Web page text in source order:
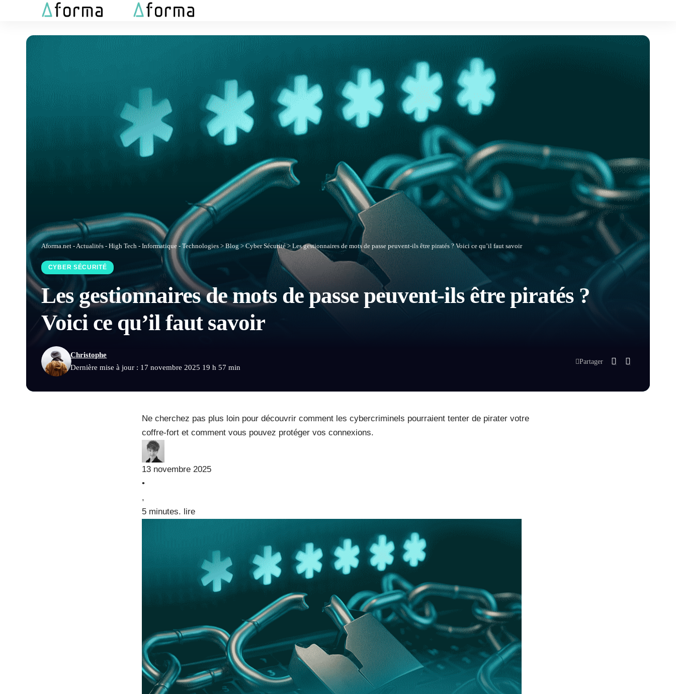
Aforma.net - Actualités - High Tech - Informatique - Technologies >Blog > Cyber Sécurité>Les gestionnaires de mots de passe peuvent-ils être piratés ? Voici ce qu’il faut savoir
CYBER SÉCURITÉ
Les gestionnaires de mots de passe peuvent-ils être piratés ?
Voici ce qu’il faut savoir
Dernière mise à jour : 17 novembre 2025 19 h 57 min
Christophe
Partager
Ne cherchez pas plus loin pour découvrir comment les cybercriminels pourraient tenter de pirater votre
coffre-fort et comment vous pouvez protéger vos connexions.
13 novembre 2025
•
,
5 minutes. lire